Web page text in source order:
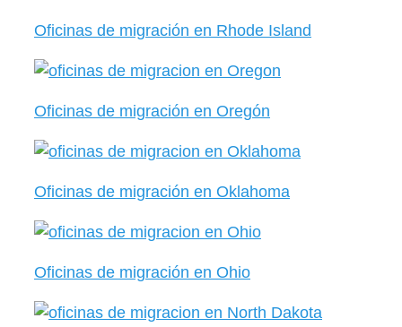
Oficinas de migración en Rhode Island
Oficinas de migración en Oregón
Oficinas de migración en Oklahoma
Oficinas de migración en Ohio